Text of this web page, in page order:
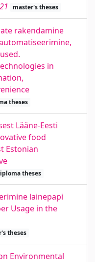
master's theses
rakendamine
in
theses
Lääne-Eesti
food
Estonian
theses
lainepapi
Usage in the
theses
Environmental